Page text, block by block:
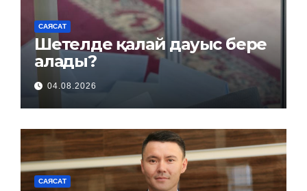
САЯСАТ
Шетелде қалай дауыс бере
алады?
04.08.2026
САЯСАТ